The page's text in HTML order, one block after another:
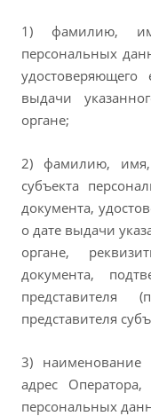
1) фамилию,
персональных
выдачи
органе;
2) фамилию, имя,
субъекта
документа,
о дате выдачи
органе,
документа,
представителя
представителя
3)
адрес Оператора,
персональных